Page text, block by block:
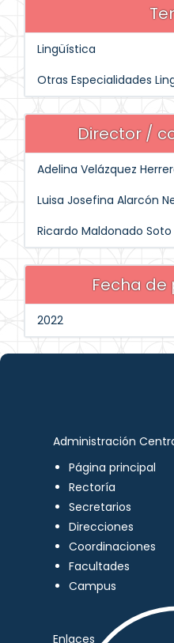
Lingüística
Otras Especialidades
Director /
Adelina Velázquez
Luisa Josefina Alarcón
Ricardo Maldonado Soto
Fecha de
2022
Administración
Página principal
Rectoría
Secretarios
Direcciones
Coordinaciones
Facultades
Campus
Enlaces